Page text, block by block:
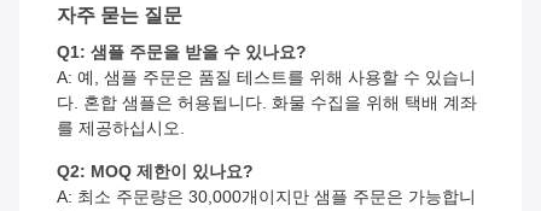
자주 묻는 질문
Q1: 샘플 주문을 받을 수 있나요?
A: 예, 샘플 주문은 품질 테스트를 위해 사용할 수 있습니
다. 혼합 샘플은 허용됩니다. 화물 수집을 위해 택배 계좌
를 제공하십시오.
Q2: MOQ 제한이 있나요?
A: 최소 주문량은 30,000개이지만 샘플 주문은 가능합니